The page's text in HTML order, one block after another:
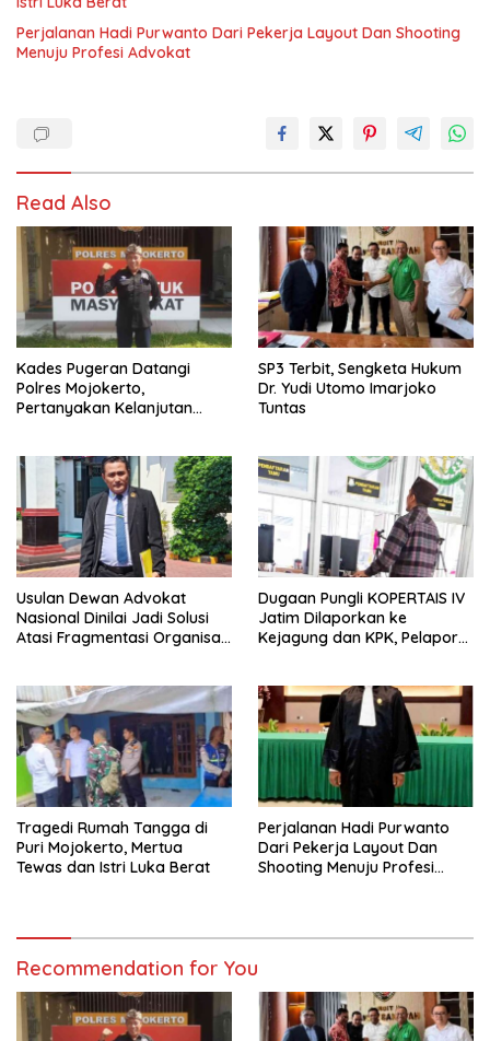
Perjalanan Hadi Purwanto Dari Pekerja Layout Dan Shooting
Menuju Profesi Advokat
Read Also
Kades Pugeran Datangi
Polres Mojokerto,
Pertanyakan Kelanjutan
SP3 Terbit, Sengketa Hukum
Dr. Yudi Utomo Imarjoko
Tuntas
Usulan Dewan Advokat
Nasional Dinilai Jadi Solusi
Atasi Fragmentasi Organisasi
Dugaan Pungli KOPERTAIS IV
Jatim Dilaporkan ke
Kejagung dan KPK, Pelapor
Tragedi Rumah Tangga di
Puri Mojokerto, Mertua
Tewas dan Istri Luka Berat
Perjalanan Hadi Purwanto
Dari Pekerja Layout Dan
Shooting Menuju Profesi
Recommendation for You